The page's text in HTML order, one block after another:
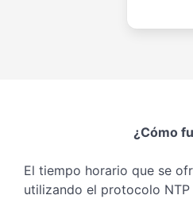
¿Cómo
El tiempo horario que se
utilizando el protocolo